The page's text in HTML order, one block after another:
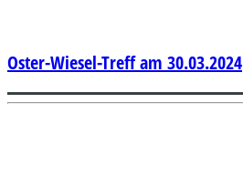
Oster-Wiesel-Treff am 30.03.2024